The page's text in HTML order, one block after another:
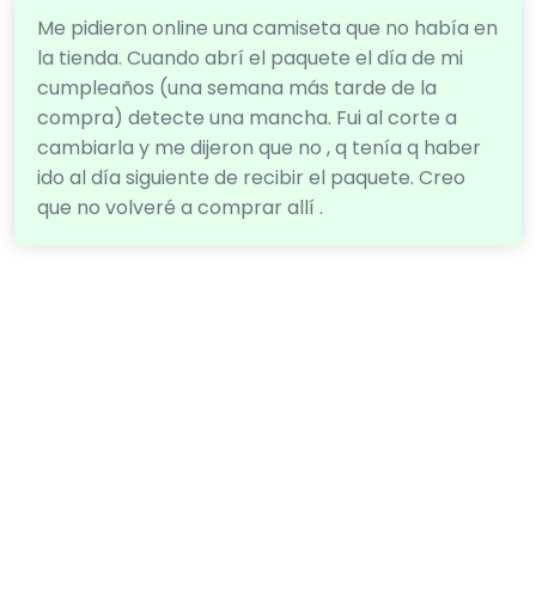
Me pidieron online una camiseta que no había en
la tienda. Cuando abrí el paquete el día de mi
cumpleaños (una semana más tarde de la
compra) detecte una mancha. Fui al corte a
cambiarla y me dijeron que no , q tenía q haber
ido al día siguiente de recibir el paquete. Creo
que no volveré a comprar allí .